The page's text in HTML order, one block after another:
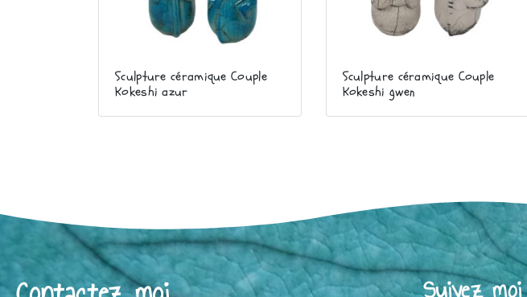
Sculpture céramique Couple
Kokeshi azur
Sculpture céramique Couple
Kokeshi gwen
Suivez moi